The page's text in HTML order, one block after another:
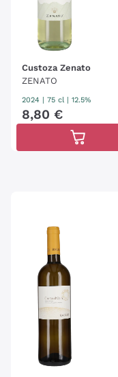
Custoza Zenato
ZENATO
2024 | 75 cl | 12.5%
8,80 €